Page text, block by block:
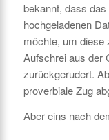
bekannt, dass
hochgeladenen
möchte, um diese
Aufschrei aus der
zurückgerudert.
proverbiale Zug
Aber eins nach